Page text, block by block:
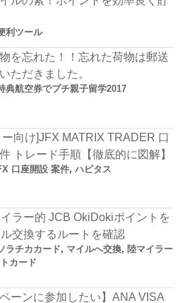
利ツール
を忘れた！！忘れた荷物は郵送
ただきました。
典航空券でプチ親子留学2017
向け]JFX MATRIX TRADER 口
トレード手順【徹底的に図解】
口座開設 案件,ハピタス
ラー的 JCB OkiDokiポイントを
交換するルートを確認
ラチカカード, マイルへ交換, 陸マイラー
カード
ペーンに参加したい】ANA VISA